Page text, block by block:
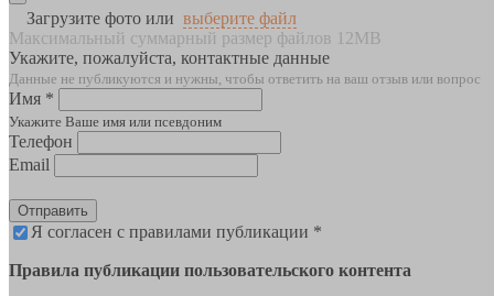
Загрузите фото или выберите файл
Максимальный суммарный размер файлов 12MB
Укажите, пожалуйста, контактные данные
Данные не публикуются и нужны, чтобы ответить на ваш отзыв или вопрос
Имя *
Укажите Ваше имя или псевдоним
Телефон
Email
Отправить
Я согласен с правилами публикации *
Правила публикации пользовательского контента